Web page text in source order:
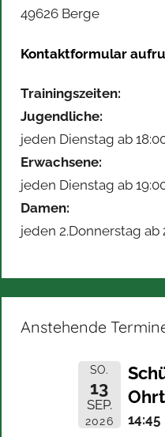
49626 Berge
Kontaktformular
Trainingszeiten:
Jugendliche:
jeden Dienstag ab
Erwachsene:
jeden Dienstag ab
Damen:
jeden 2.Donnerstag ab
Anstehende
SO.
13
SEP.
2026 14:45